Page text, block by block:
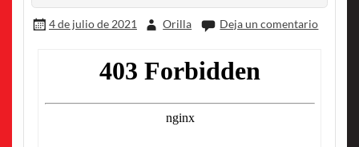
4 de julio de 2021 Orilla Deja un comentario